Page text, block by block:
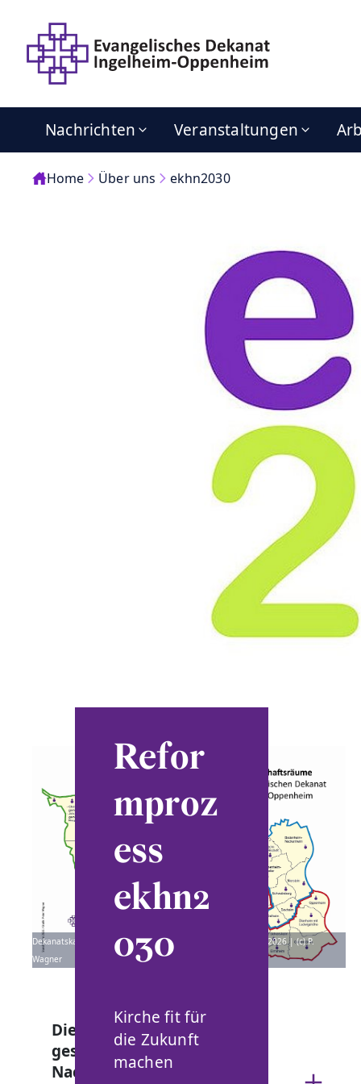
Nachrichten Veranstaltungen
Home Über uns ekhn2030
Refor
mproz
ess
ekhn2
030
Kirche fit für
die Zukunft
machen
Dekanatskarte Nachbarschaftsräume Ingelheim-Oppenheim 2026 | (c) P.
Wagner
Die ersten Meilensteine sind
geschafft:
Nachbarschaftsräume,